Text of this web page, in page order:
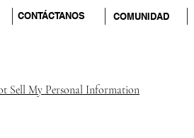
CONTÁCTANOS COMUNIDAD
Sell My Personal Information